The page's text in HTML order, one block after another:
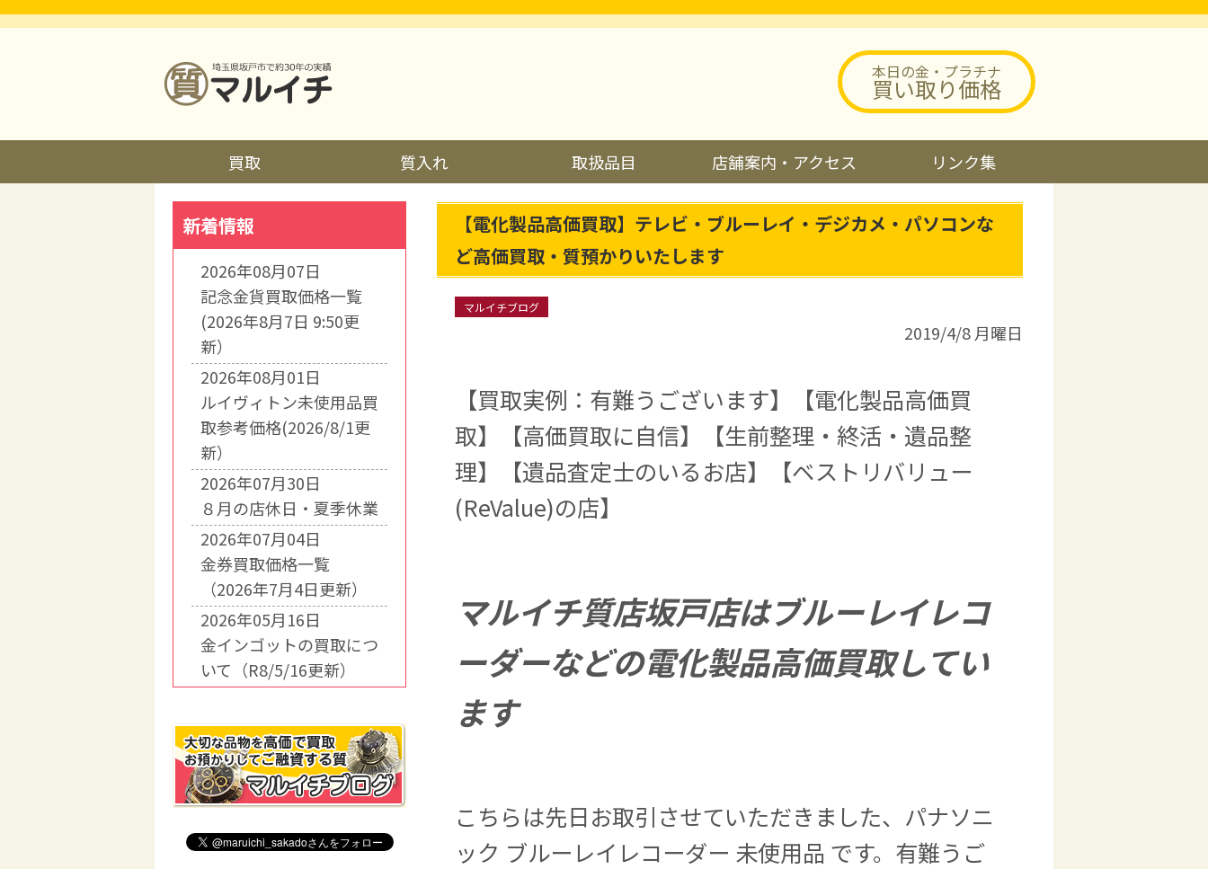
本日の金・プラチナ
買い取り価格
買取 質入れ 取扱品目 店舗案内・アクセス リンク集
【電化製品高価買取】テレビ・ブルーレイ・デジカメ・パソコンな
ど高価買取・質預かりいたします
マルイチブログ
2019/4/8 月曜日
【買取実例：有難うございます】【電化製品高価買
取】【高価買取に自信】【生前整理・終活・遺品整
理】【遺品査定士のいるお店】【ベストリバリュー
(ReValue)の店】
マルイチ質店坂戸店はブルーレイレコ
ーダーなどの電化製品高価買取してい
ます
こちらは先日お取引させていただきました、パナソニ
ック ブルーレイレコーダー 未使用品 です。有難うご
新着情報
2026年08月07日
記念金貨買取価格一覧
(2026年8月7日 9:50更
新）
2026年08月01日
ルイヴィトン未使用品買
取参考価格(2026/8/1更
新）
2026年07月30日
８月の店休日・夏季休業
2026年07月04日
金券買取価格一覧
（2026年7月4日更新）
2026年05月16日
金インゴットの買取につ
いて（R8/5/16更新）